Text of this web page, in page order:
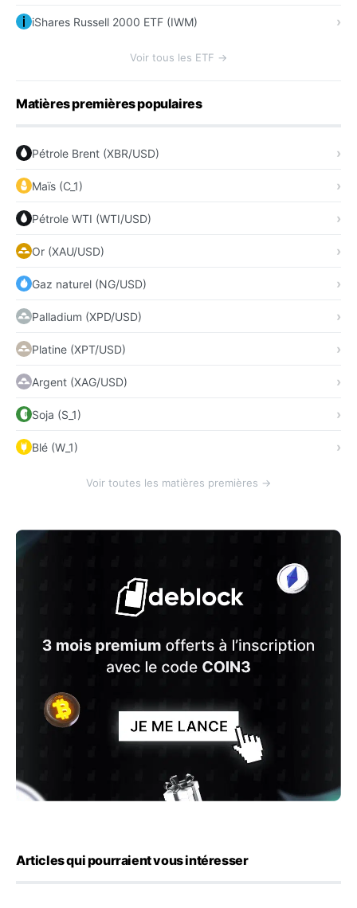
iShares Russell 2000 ETF (IWM)
Voir tous les ETF →
Matières premières populaires
Pétrole Brent (XBR/USD)
Maïs (C_1)
Pétrole WTI (WTI/USD)
Or (XAU/USD)
Gaz naturel (NG/USD)
Palladium (XPD/USD)
Platine (XPT/USD)
Argent (XAG/USD)
Soja (S_1)
Blé (W_1)
Voir toutes les matières premières →
Articles qui pourraient vous intéresser